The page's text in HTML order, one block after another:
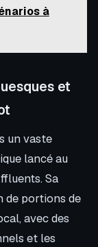
à
et
un vaste
lancé au
Sa
de portions de
avec des
et les